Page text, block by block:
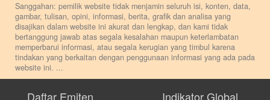
Sanggahan: pemilik website tidak menjamin seluruh isi, konten, data,
gambar, tulisan, opini, informasi, berita, grafik dan analisa yang
disajikan dalam website ini akurat dan lengkap, dan kami tidak
bertanggung jawab atas segala kesalahan maupun keterlambatan
memperbarui informasi, atau segala kerugian yang timbul karena
tindakan yang berkaitan dengan penggunaan informasi yang ada pada
website ini. ...
pribadi. Kami tidak memberi anjuran, saran, rekomendasi untuk
Daftar Emiten Indikator Global